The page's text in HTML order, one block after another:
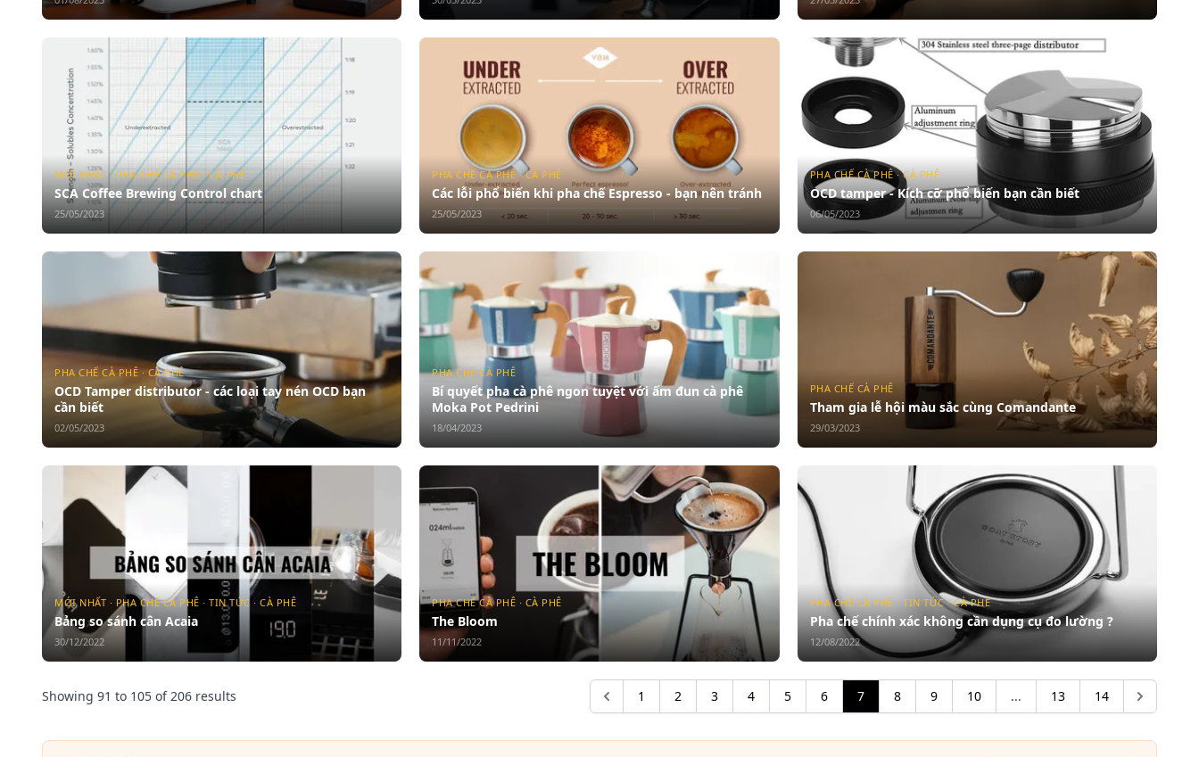
MỚI NHẤT · PHA CHẾ CÀ PHÊ · CÀ PHÊ
SCA Coffee Brewing Control chart
25/05/2023
PHA CHẾ CÀ PHÊ · CÀ PHÊ
Các lỗi phổ biến khi pha chế Espresso - bạn nên tránh
25/05/2023
PHA CHẾ CÀ PHÊ · CÀ PHÊ
OCD tamper - Kích cỡ phổ biến bạn cần biết
06/05/2023
PHA CHẾ CÀ PHÊ · CÀ PHÊ
OCD Tamper distributor - các loại tay nén OCD bạn
cần biết
02/05/2023
PHA CHẾ CÀ PHÊ
Bí quyết pha cà phê ngon tuyệt với ấm đun cà phê
Moka Pot Pedrini
18/04/2023
PHA CHẾ CÀ PHÊ
Tham gia lễ hội màu sắc cùng Comandante
29/03/2023
MỚI NHẤT · PHA CHẾ CÀ PHÊ · TIN TỨC · CÀ PHÊ
Bảng so sánh cân Acaia
30/12/2022
PHA CHẾ CÀ PHÊ · CÀ PHÊ
The Bloom
11/11/2022
PHA CHẾ CÀ PHÊ · TIN TỨC · CÀ PHÊ
Pha chế chính xác không cần dụng cụ đo lường ?
12/08/2022
Showing 91 to 105 of206 results 1 2 3 4 5 6 7 8 9 10 ... 13 14